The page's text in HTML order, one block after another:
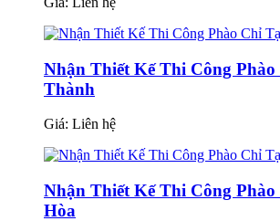
Nhận Thiết Kế Thi Công
Thành
Giá: Liên hệ
Nhận Thiết Kế Thi Công
Hòa